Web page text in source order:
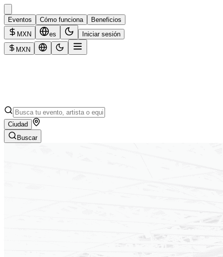
Eventos Cómo funciona
Beneficios
MXN
es Iniciar sesión
MXN
Ciudad
Buscar